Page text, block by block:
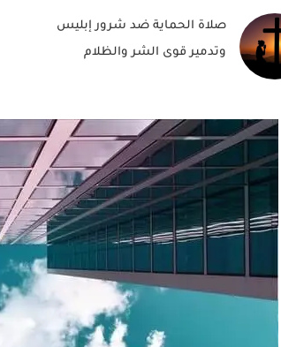
صلاة الحماية ضد شرور إبليس
وتدمير قوى الشر والظلام